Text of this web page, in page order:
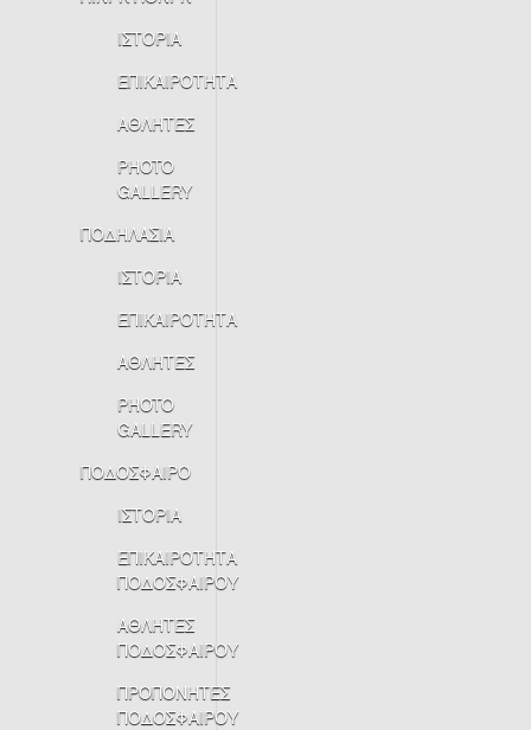
ΙΣΤΟΡΙΑ
ΕΠΙΚΑΙΡΟΤΗΤΑ
ΑΘΛΗΤΕΣ
PHOTO
GALLERY
ΠΟΔΗΛΑΣΙΑ
ΙΣΤΟΡΙΑ
ΕΠΙΚΑΙΡΟΤΗΤΑ
ΑΘΛΗΤΕΣ
PHOTO
GALLERY
ΠΟΔΟΣΦΑΙΡΟ
ΙΣΤΟΡΙΑ
ΕΠΙΚΑΙΡΟΤΗΤΑ
ΠΟΔΟΣΦΑΙΡΟΥ
ΑΘΛΗΤΕΣ
ΠΟΔΟΣΦΑΙΡΟΥ
ΠΡΟΠΟΝΗΤΕΣ
ΠΟΔΟΣΦΑΙΡΟΥ